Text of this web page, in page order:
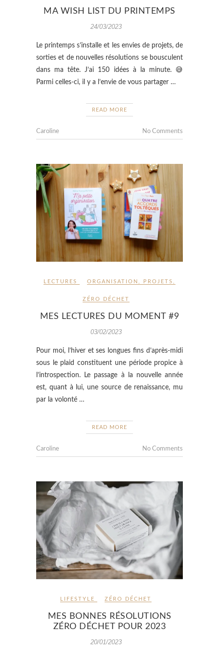
MA WISH LIST DU PRINTEMPS
24/03/2023
Le printemps s’installe et les envies de projets, de
sorties et de nouvelles résolutions se bousculent
dans ma tête. J’ai 150 idées à la minute. 😅
Parmi celles-ci, il y a l’envie de vous partager …
READ MORE
Caroline No Comments
LECTURES ORGANISATION , PROJETS,
ZÉRO DÉCHET
MES LECTURES DU MOMENT #9
03/02/2023
Pour moi, l’hiver et ses longues fins d’après-midi
sous le plaid constituent une période propice à
l’introspection. Le passage à la nouvelle année
est, quant à lui, une source de renaissance, mu
par la volonté …
READ MORE
Caroline No Comments
LIFESTYLE ZÉRO DÉCHET
MES BONNES RÉSOLUTIONS
ZÉRO DÉCHET POUR 2023
20/01/2023